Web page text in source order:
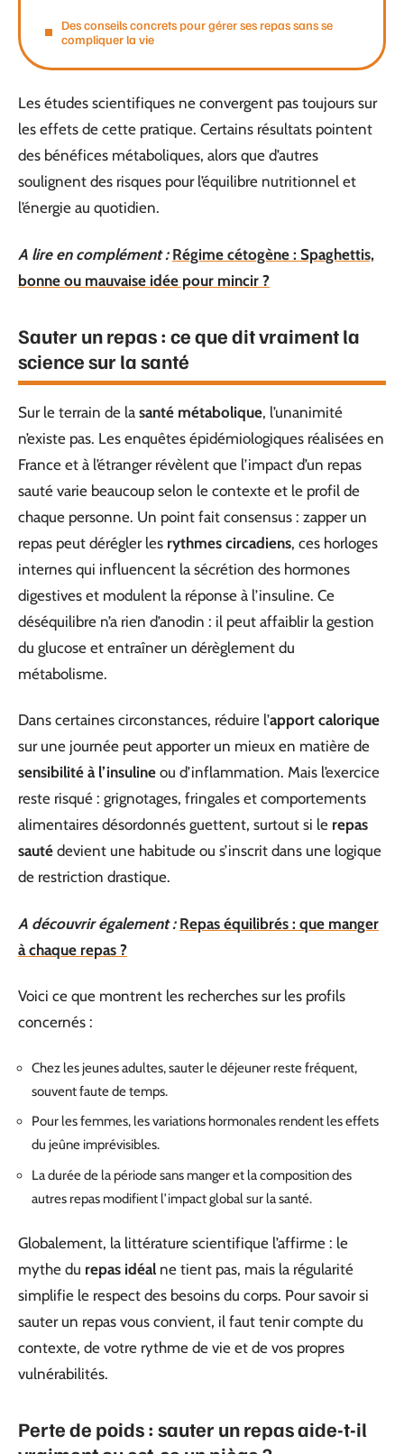
Des conseils concrets pour gérer ses repas sans se
compliquer la vie
Les études scientifiques ne convergent pas toujours sur
les effets de cette pratique. Certains résultats pointent
des bénéfices métaboliques, alors que d’autres
soulignent des risques pour l’équilibre nutritionnel et
l’énergie au quotidien.
A lire en complément : Régime cétogène : Spaghettis,
bonne ou mauvaise idée pour mincir ?
Sauter un repas : ce que dit vraiment la
science sur la santé
Sur le terrain de la santé métabolique, l’unanimité
n’existe pas. Les enquêtes épidémiologiques réalisées en
France et à l’étranger révèlent que l’impact d’un repas
sauté varie beaucoup selon le contexte et le profil de
chaque personne. Un point fait consensus : zapper un
repas peut dérégler les rythmes circadiens, ces horloges
internes qui influencent la sécrétion des hormones
digestives et modulent la réponse à l’insuline. Ce
déséquilibre n’a rien d’anodin : il peut affaiblir la gestion
du glucose et entraîner un dérèglement du
métabolisme.
Dans certaines circonstances, réduire l’apport calorique
sur une journée peut apporter un mieux en matière de
sensibilité à l’insuline ou d’inflammation. Mais l’exercice
reste risqué : grignotages, fringales et comportements
alimentaires désordonnés guettent, surtout si le repas
sauté devient une habitude ou s’inscrit dans une logique
de restriction drastique.
A découvrir également : Repas équilibrés : que manger
à chaque repas ?
Voici ce que montrent les recherches sur les profils
concernés :
Chez les jeunes adultes, sauter le déjeuner reste fréquent,
souvent faute de temps.
Pour les femmes, les variations hormonales rendent les effets
du jeûne imprévisibles.
La durée de la période sans manger et la composition des
autres repas modifient l’impact global sur la santé.
Globalement, la littérature scientifique l’affirme : le
mythe du repas idéal ne tient pas, mais la régularité
simplifie le respect des besoins du corps. Pour savoir si
sauter un repas vous convient, il faut tenir compte du
contexte, de votre rythme de vie et de vos propres
vulnérabilités.
Perte de poids : sauter un repas aide-t-il